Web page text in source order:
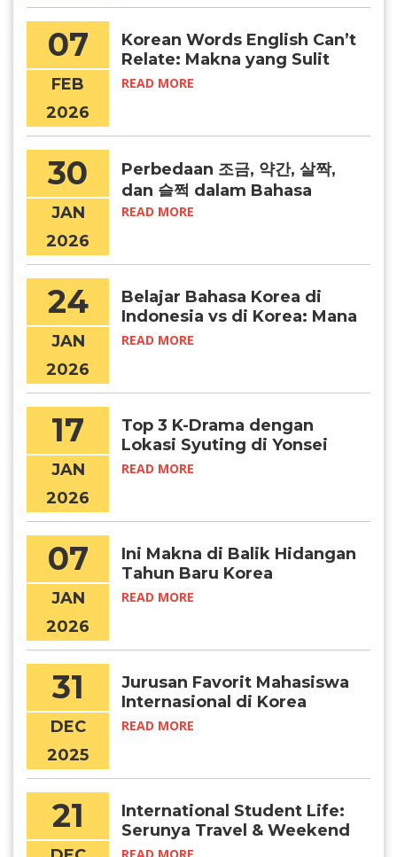
07
FEB
2026
Korean Words English Can’t
Relate: Makna yang Sulit
Diterjemahkan
READ MORE
30
JAN
2026
Perbedaan 조금, 약간, 살짝,
dan 슬쩍 dalam Bahasa
Korea
READ MORE
24
JAN
2026
Belajar Bahasa Korea di
Indonesia vs di Korea: Mana
yang Lebih Efektif?
READ MORE
17
JAN
2026
Top 3 K-Drama dengan
Lokasi Syuting di Yonsei
University
READ MORE
07
JAN
2026
Ini Makna di Balik Hidangan
Tahun Baru Korea
READ MORE
31
DEC
2025
Jurusan Favorit Mahasiswa
Internasional di Korea
READ MORE
21
International Student Life:
Serunya Travel & Weekend
Getaways di Korea